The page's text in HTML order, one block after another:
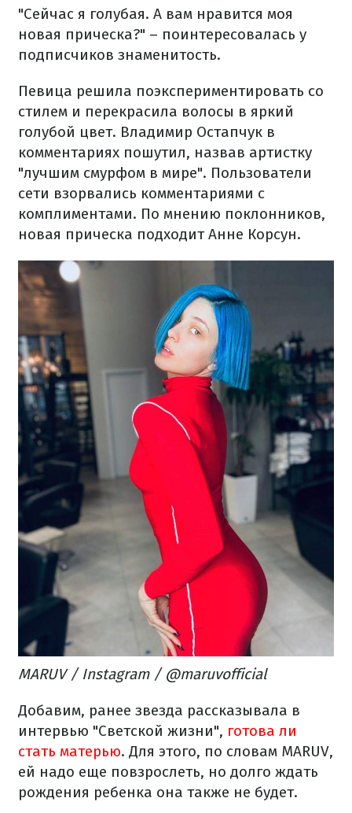
"Сейчас я голубая. А вам нравится моя
новая прическа?" – поинтересовалась у
подписчиков знаменитость.
Певица решила поэкспериментировать со
стилем и перекрасила волосы в яркий
голубой цвет. Владимир Остапчук в
комментариях пошутил, назвав артистку
"лучшим смурфом в мире". Пользователи
сети взорвались комментариями с
комплиментами. По мнению поклонников,
новая прическа подходит Анне Корсун.
MARUV / Instagram / @maruvofficial
Добавим, ранее звезда рассказывала в
интервью "Светской жизни", готова ли
стать матерью. Для этого, по словам MARUV,
ей надо еще повзрослеть, но долго ждать
рождения ребенка она также не будет.